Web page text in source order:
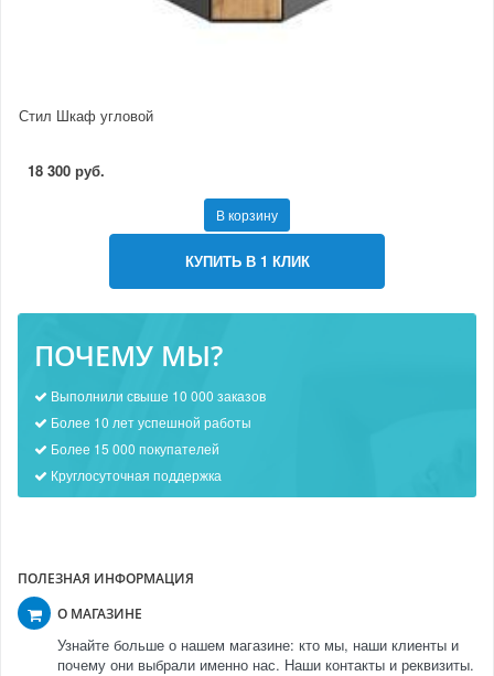
Стил Шкаф угловой
18 300 руб.
В корзину
КУПИТЬ В 1 КЛИК
ПОЧЕМУ МЫ?
Выполнили свыше 10 000 заказов
Более 10 лет успешной работы
Более 15 000 покупателей
Круглосуточная поддержка
ПОЛЕЗНАЯ ИНФОРМАЦИЯ
О МАГАЗИНЕ
Узнайте больше о нашем магазине: кто мы, наши клиенты и
почему они выбрали именно нас. Наши контакты и реквизиты.